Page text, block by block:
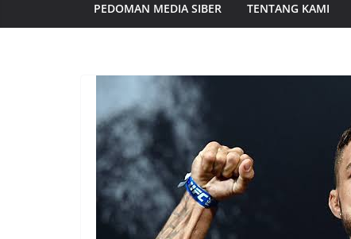
PEDOMAN MEDIA SIBER TENTANG KAMI